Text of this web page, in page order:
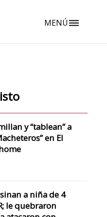
dehaze
MENÚ
y “tablean” a
en El
a niña de 4
le quebraron